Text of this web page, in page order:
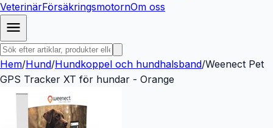
VeterinärFörsäkringsmotornOm oss
Hem/Hund/Hundkoppel och hundhalsband/Weenect Pet
GPS Tracker XT för hundar - Orange